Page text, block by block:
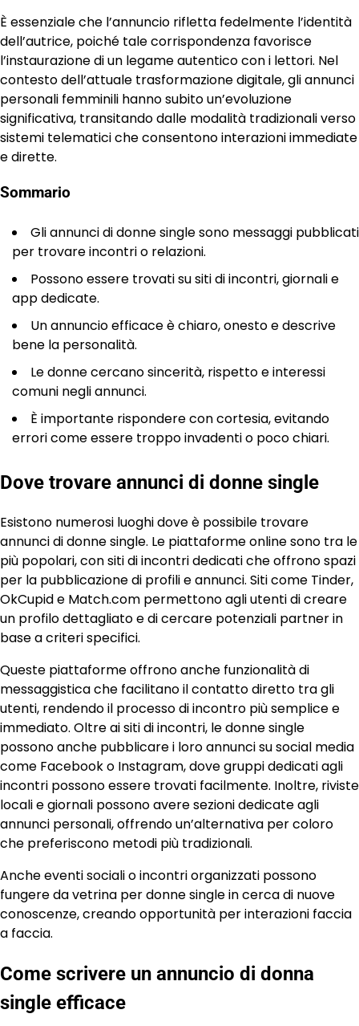
È essenziale che l’annuncio rifletta fedelmente l’identità
dell’autrice, poiché tale corrispondenza favorisce
l’instaurazione di un legame autentico con i lettori. Nel
contesto dell’attuale trasformazione digitale, gli annunci
personali femminili hanno subito un’evoluzione
significativa, transitando dalle modalità tradizionali verso
sistemi telematici che consentono interazioni immediate
e dirette.
Sommario
Gli annunci di donne single sono messaggi pubblicati
per trovare incontri o relazioni.
Possono essere trovati su siti di incontri, giornali e
app dedicate.
Un annuncio efficace è chiaro, onesto e descrive
bene la personalità.
Le donne cercano sincerità, rispetto e interessi
comuni negli annunci.
È importante rispondere con cortesia, evitando
errori come essere troppo invadenti o poco chiari.
Dove trovare annunci di donne single
Esistono numerosi luoghi dove è possibile trovare
annunci di donne single. Le piattaforme online sono tra le
più popolari, con siti di incontri dedicati che offrono spazi
per la pubblicazione di profili e annunci. Siti come Tinder,
OkCupid e Match.com permettono agli utenti di creare
un profilo dettagliato e di cercare potenziali partner in
base a criteri specifici.
Queste piattaforme offrono anche funzionalità di
messaggistica che facilitano il contatto diretto tra gli
utenti, rendendo il processo di incontro più semplice e
immediato. Oltre ai siti di incontri, le donne single
possono anche pubblicare i loro annunci su social media
come Facebook o Instagram, dove gruppi dedicati agli
incontri possono essere trovati facilmente. Inoltre, riviste
locali e giornali possono avere sezioni dedicate agli
annunci personali, offrendo un’alternativa per coloro
che preferiscono metodi più tradizionali.
Anche eventi sociali o incontri organizzati possono
fungere da vetrina per donne single in cerca di nuove
conoscenze, creando opportunità per interazioni faccia
a faccia.
Come scrivere un annuncio di donna
single efficace